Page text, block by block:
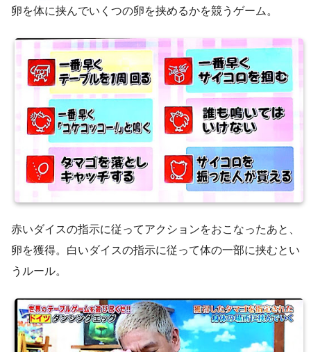
卵を体に挟んでいくつの卵を挟めるかを競うゲーム。
赤いダイスの指示に従ってアクションをおこなったあと、
卵を獲得。白いダイスの指示に従って体の一部に挟むとい
うルール。